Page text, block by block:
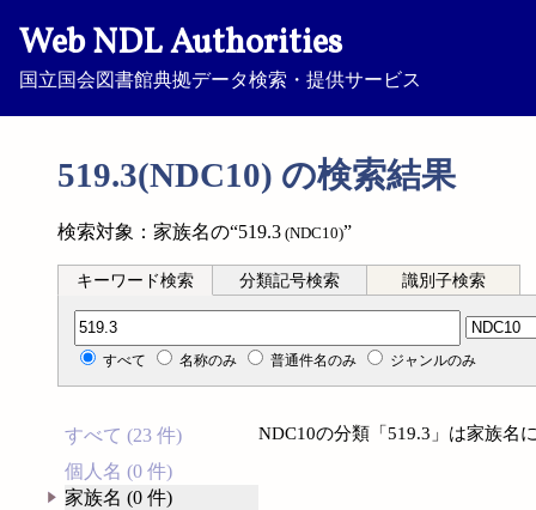
Web NDL Authorities
国立国会図書館典拠データ検索・提供サービス
519.3(NDC10) の検索結果
検索対象：家族名の“519.3 (NDC10)”
キーワード検索 分類記号検索 識別子検索
分類記号検索
すべて 名称のみ 普通件名のみ ジャンルのみ
すべて (23 件)
個人名 (0 件)
家族名 (0 件)
NDC10の分類「519.3」は家族名